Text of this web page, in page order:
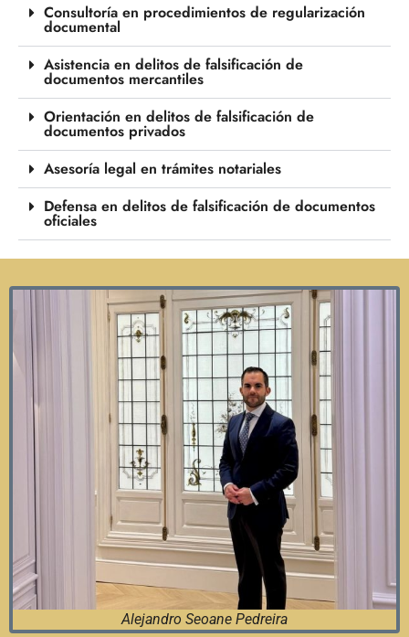
Consultoría en procedimientos de regularización
documental
Asistencia en delitos de falsificación de
documentos mercantiles
Orientación en delitos de falsificación de
documentos privados
Asesoría legal en trámites notariales
Defensa en delitos de falsificación de documentos
oficiales
Alejandro Seoane Pedreira